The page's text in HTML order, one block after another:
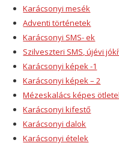
Karácsonyi mesék
Adventi történetek
Karácsonyi SMS- ek
Szilveszteri SMS, újévi
Karácsonyi képek -1
Karácsonyi képek – 2
Mézeskalács képes
Karácsonyi kifestő
Karácsonyi dalok
Karácsonyi ételek